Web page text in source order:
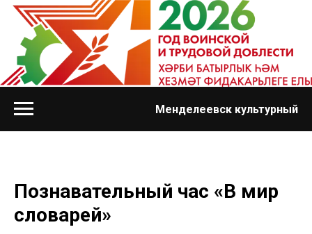
Менделеевск культурный
Познавательный час «В мир
словарей»